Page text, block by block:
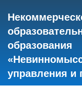
образования
управления и